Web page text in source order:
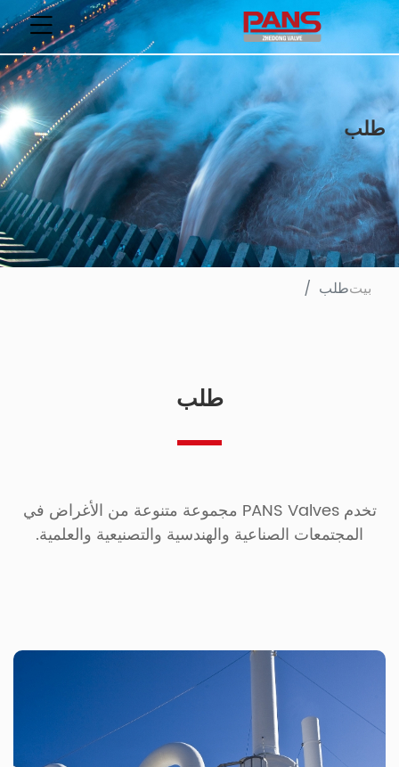
طلب
بيتطلب
طلب
تخدم PANS Valves مجموعة متنوعة من الأغراض في
المجتمعات الصناعية والهندسية والتصنيعية والعلمية.